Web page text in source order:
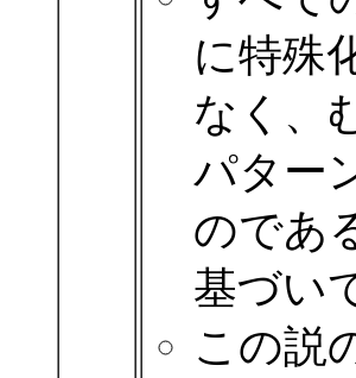
に特殊
なく、
パター
のであ
基づい
この説